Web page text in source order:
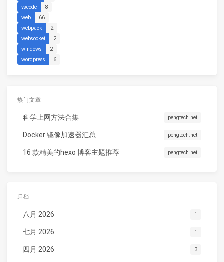
vscode
8
web
66
webpack
2
websocket
2
windows
2
wordpress
6
热门文章
科学上网方法合集 pengtech.net
Docker 镜像加速器汇总 pengtech.net
16 款精美的hexo 博客主题推荐 pengtech.net
归档
八月 2026 1
七月 2026 1
四月 2026 3